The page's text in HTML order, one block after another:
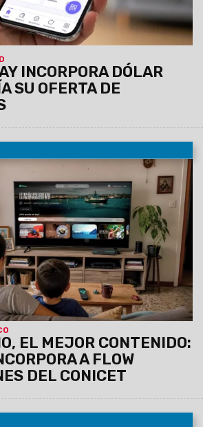
INCORPORA DÓLAR
SU OFERTA DE
EL MEJOR CONTENIDO:
A FLOW
DEL CONICET
el objetivo de continuar impulsando la
producción de contenido de valor,
nueva alianza con el Consejo
Científicas y Técnicas
en el catálogo de Flow
desarrolladas por